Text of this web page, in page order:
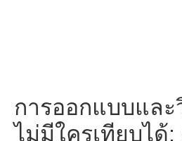
การออกแบบและ
ไม่มีใครเทียบได้: